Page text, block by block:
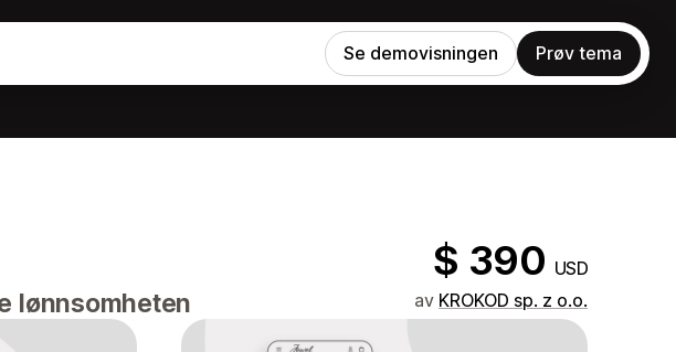
Se demovisningen Prøv tema
$ 390 USD
lønnsomheten av KROKOD sp. z o.o.